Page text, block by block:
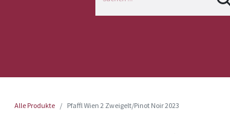
Alle Produkte Pfaffl Wien 2 Zweigelt/Pinot Noir 2023